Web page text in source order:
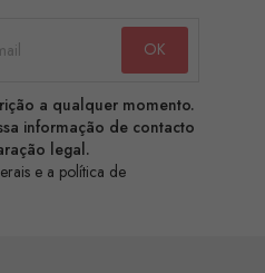
a qualquer momento.
informação de contacto
legal.
e a política de